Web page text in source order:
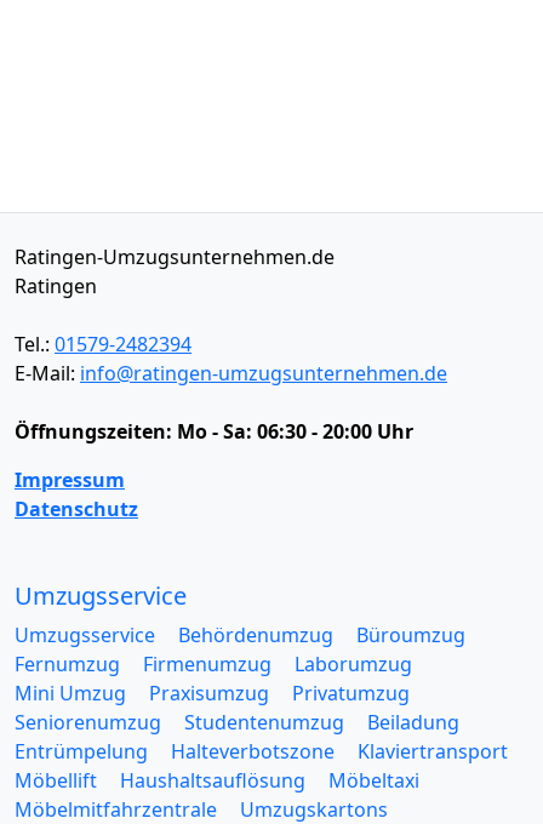
Ratingen-Umzugsunternehmen.de
Ratingen
Tel.: 01579-2482394
E-Mail: info@ratingen-umzugsunternehmen.de
Öffnungszeiten: Mo - Sa: 06:30 - 20:00 Uhr
Impressum
Datenschutz
Umzugsservice
Umzugsservice Behördenumzug
Büroumzug
Fernumzug
Firmenumzug
Laborumzug
Mini Umzug
Praxisumzug
Privatumzug
Seniorenumzug
Studentenumzug
Beiladung
Entrümpelung
Halteverbotszone
Klaviertransport
Möbellift
Haushaltsauflösung
Möbeltaxi
Möbelmitfahrzentrale
Umzugskartons